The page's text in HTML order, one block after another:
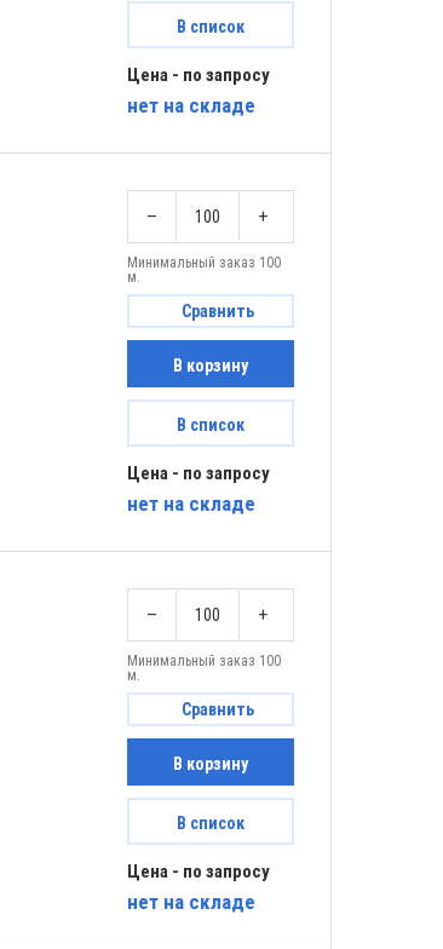
В список
Цена - по запросу
нет на складе
– +
Минимальный заказ 100
м.
Сравнить
В корзину
В список
Цена - по запросу
нет на складе
– +
Минимальный заказ 100
м.
Сравнить
В корзину
В список
Цена - по запросу
нет на складе